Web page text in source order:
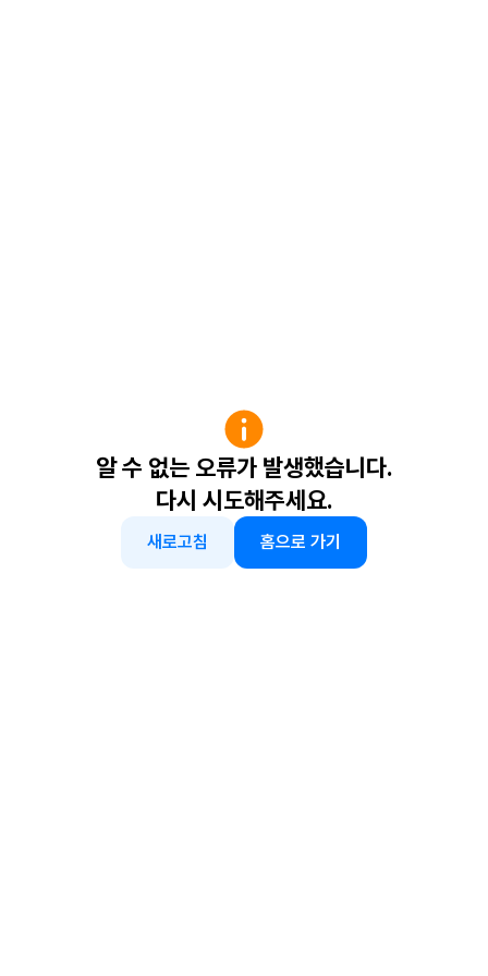
알 수 없는 오류가 발생했습니다.
다시 시도해주세요.
새로고침 홈으로 가기